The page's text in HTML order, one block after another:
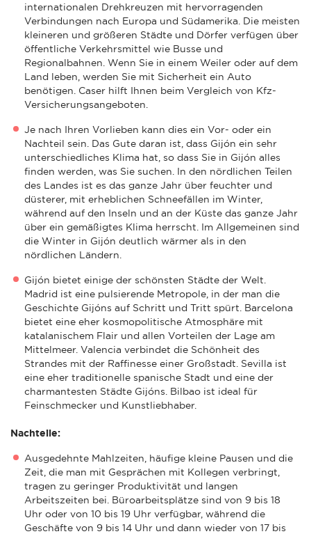
internationalen Drehkreuzen mit hervorragenden
Verbindungen nach Europa und Südamerika. Die meisten
kleineren und größeren Städte und Dörfer verfügen über
öffentliche Verkehrsmittel wie Busse und
Regionalbahnen. Wenn Sie in einem Weiler oder auf dem
Land leben, werden Sie mit Sicherheit ein Auto
benötigen. Caser hilft Ihnen beim Vergleich von Kfz-
Versicherungsangeboten.
Je nach Ihren Vorlieben kann dies ein Vor- oder ein
Nachteil sein. Das Gute daran ist, dass Gijón ein sehr
unterschiedliches Klima hat, so dass Sie in Gijón alles
finden werden, was Sie suchen. In den nördlichen Teilen
des Landes ist es das ganze Jahr über feuchter und
düsterer, mit erheblichen Schneefällen im Winter,
während auf den Inseln und an der Küste das ganze Jahr
über ein gemäßigtes Klima herrscht. Im Allgemeinen sind
die Winter in Gijón deutlich wärmer als in den
nördlichen Ländern.
Gijón bietet einige der schönsten Städte der Welt.
Madrid ist eine pulsierende Metropole, in der man die
Geschichte Gijóns auf Schritt und Tritt spürt. Barcelona
bietet eine eher kosmopolitische Atmosphäre mit
katalanischem Flair und allen Vorteilen der Lage am
Mittelmeer. Valencia verbindet die Schönheit des
Strandes mit der Raffinesse einer Großstadt. Sevilla ist
eine eher traditionelle spanische Stadt und eine der
charmantesten Städte Gijóns. Bilbao ist ideal für
Feinschmecker und Kunstliebhaber.
Nachteile:
Ausgedehnte Mahlzeiten, häufige kleine Pausen und die
Zeit, die man mit Gesprächen mit Kollegen verbringt,
tragen zu geringer Produktivität und langen
Arbeitszeiten bei. Büroarbeitsplätze sind von 9 bis 18
Uhr oder von 10 bis 19 Uhr verfügbar, während die
Geschäfte von 9 bis 14 Uhr und dann wieder von 17 bis